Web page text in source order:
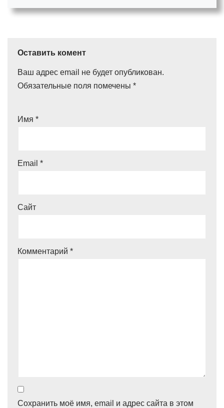
Оставить комент
Ваш адрес email не будет опубликован.
Обязательные поля помечены *
Имя *
Email *
Сайт
Комментарий *
Сохранить моё имя, email и адрес сайта в этом